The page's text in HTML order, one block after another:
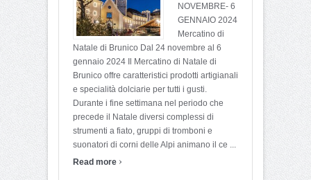
NOVEMBRE- 6
GENNAIO 2024
Mercatino di
Natale di Brunico Dal 24 novembre al 6
gennaio 2024 Il Mercatino di Natale di
Brunico offre caratteristici prodotti artigianali
e specialità dolciarie per tutti i gusti.
Durante i fine settimana nel periodo che
precede il Natale diversi complessi di
strumenti a fiato, gruppi di tromboni e
suonatori di corni delle Alpi animano il ce ...
Read more ›